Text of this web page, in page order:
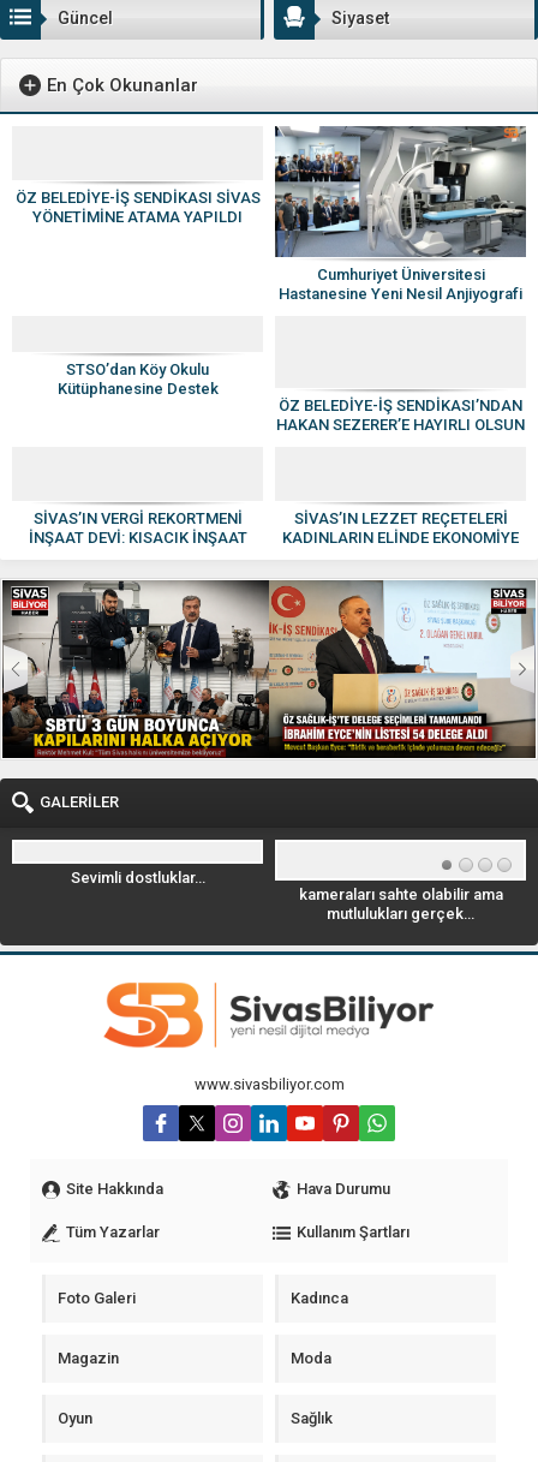
Güncel Siyaset
En Çok Okunanlar
ÖZ BELEDİYE-İŞ SENDİKASI SİVAS
YÖNETİMİNE ATAMA YAPILDI
Cumhuriyet Üniversitesi
Hastanesine Yeni Nesil Anjiyografi
STSO’dan Köy Okulu
Kütüphanesine Destek
ÖZ BELEDİYE-İŞ SENDİKASI’NDAN
HAKAN SEZERER’E HAYIRLI OLSUN
SİVAS’IN VERGİ REKORTMENİ
İNŞAAT DEVİ: KISACIK İNŞAAT
GÜVEN VE KALİTENİN ADI OLDU
SİVAS’IN LEZZET REÇETELERİ
KADINLARIN ELİNDE EKONOMİYE
KAZANDIRILIYOR
GALERİLER
Sevimli dostluklar…
kameraları sahte olabilir ama
mutlulukları gerçek…
www.sivasbiliyor.com
Site Hakkında Hava Durumu
Tüm Yazarlar Kullanım Şartları
Foto Galeri Kadınca
Magazin Moda
Oyun Sağlık